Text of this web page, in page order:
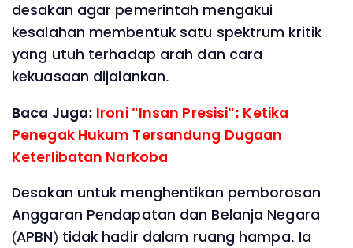
desakan agar pemerintah mengakui
kesalahan membentuk satu spektrum kritik
yang utuh terhadap arah dan cara
kekuasaan dijalankan.
Baca Juga: Ironi "Insan Presisi": Ketika
Penegak Hukum Tersandung Dugaan
Keterlibatan Narkoba
Desakan untuk menghentikan pemborosan
Anggaran Pendapatan dan Belanja Negara
(APBN) tidak hadir dalam ruang hampa. Ia